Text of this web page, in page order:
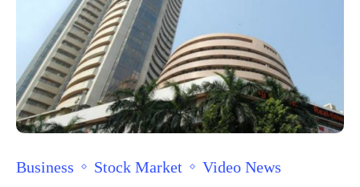
Business Stock Market Video News